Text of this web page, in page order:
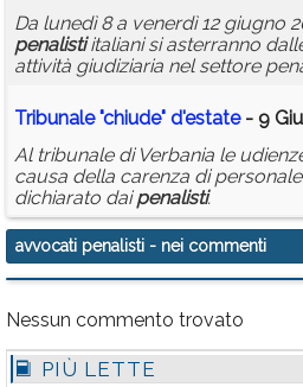
Da lunedì 8 a venerdì 12 giugno
penalistiitaliani si asterranno
attività giudiziaria nel settore
Tribunale "chiude" d'estate- 9
Al tribunale di Verbania le
causa della carenza di
dichiarato daipenalisti.
avvocati penalisti - nei commenti
Nessun commento trovato
PIÙ LETTE